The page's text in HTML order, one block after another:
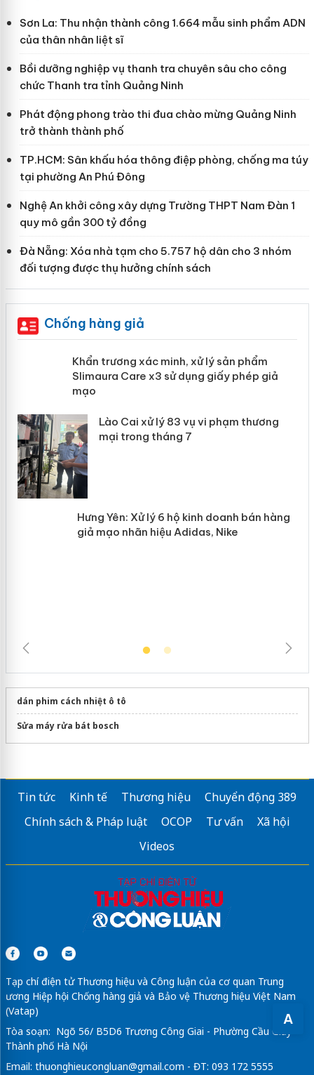
A
Sơn La: Thu nhận thành công 1.664 mẫu sinh phẩm ADN
của thân nhân liệt sĩ
Bồi dưỡng nghiệp vụ thanh tra chuyên sâu cho công
chức Thanh tra tỉnh Quảng Ninh
Phát động phong trào thi đua chào mừng Quảng Ninh
trở thành thành phố
TP.HCM: Sân khấu hóa thông điệp phòng, chống ma túy
tại phường An Phú Đông
Nghệ An khởi công xây dựng Trường THPT Nam Đàn 1
quy mô gần 300 tỷ đồng
Đà Nẵng: Xóa nhà tạm cho 5.757 hộ dân cho 3 nhóm
đối tượng được thụ hưởng chính sách
Chống hàng giả
Khẩn trương xác minh, xử lý sản phẩm
Slimaura Care x3 sử dụng giấy phép
dán phim cách nhiệt ô tô
Sửa máy rửa bát bosch
Tin tức Kinh tế Thương hiệu
Chuyển động 389
Chính sách & Pháp luật
OCOP Tư vấn
Xã hội
Videos
Tạp chí điện tử Thương hiệu và Công luận của cơ quan Trung
ương Hiệp hội Chống hàng giả và Bảo vệ Thương hiệu Việt Nam
(Vatap)
Tòa soạn: Ngõ 56/ B5D6 Trương Công Giai - Phường Cầu Giấy -
Thành phố Hà Nội
Email: thuonghieucongluan@gmail.com - ĐT: 093 172 5555